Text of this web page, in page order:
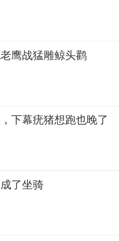
鹰战猛雕鲸头鹳
下幕疣猪想跑也晚了
了坐骑